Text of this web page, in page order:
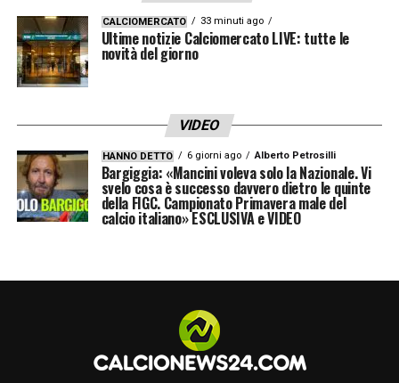
CALCIOMERCATO 33 minuti ago
Ultime notizie Calciomercato LIVE: tutte le
novità del giorno
VIDEO
HANNO DETTO 6 giorni ago Alberto Petrosilli
Bargiggia: «Mancini voleva solo la Nazionale. Vi
svelo cosa è successo davvero dietro le quinte
della FIGC. Campionato Primavera male del
calcio italiano» ESCLUSIVA e VIDEO